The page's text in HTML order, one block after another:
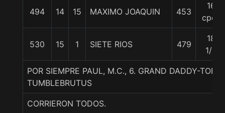
494 14 15 MAXIMO JOAQUIN 453
16
cpos
530 15 1 SIETE RIOS 479
18
1/2
POR SIEMPRE PAUL, M.C., 6. GRAND DADDY-
TUMBLEBRUTUS
CORRIERON TODOS.